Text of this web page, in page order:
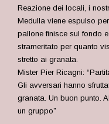
Reazione dei locali, i
Medulla viene espulso
pallone finisce sul fondo
strameritato per quanto
stretto ai granata.
Mister Pier Ricagni:
Gli avversari hanno
granata. Un buon punto.
un gruppo”